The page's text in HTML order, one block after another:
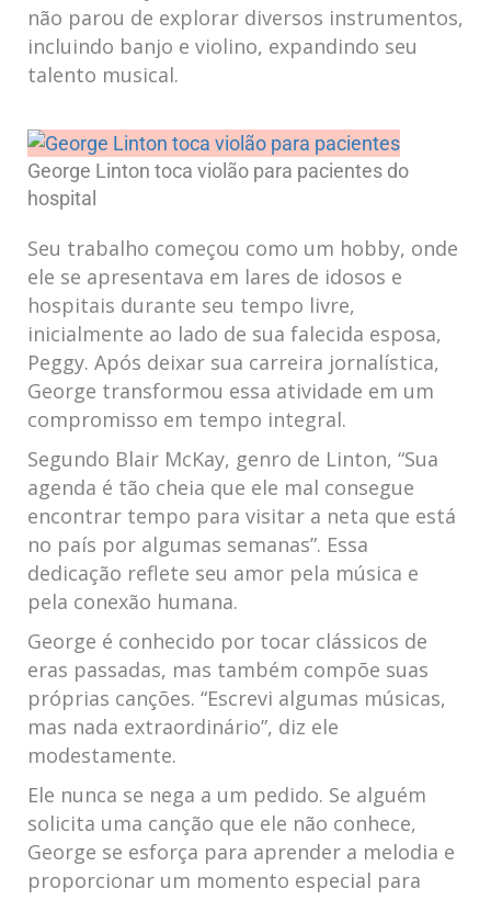
não parou de explorar diversos instrumentos,
incluindo banjo e violino, expandindo seu
talento musical.
George Linton toca violão para pacientes do
hospital
Seu trabalho começou como um hobby, onde
ele se apresentava em lares de idosos e
hospitais durante seu tempo livre,
inicialmente ao lado de sua falecida esposa,
Peggy. Após deixar sua carreira jornalística,
George transformou essa atividade em um
compromisso em tempo integral.
Segundo Blair McKay, genro de Linton, “Sua
agenda é tão cheia que ele mal consegue
encontrar tempo para visitar a neta que está
no país por algumas semanas”. Essa
dedicação reflete seu amor pela música e
pela conexão humana.
George é conhecido por tocar clássicos de
eras passadas, mas também compõe suas
próprias canções. “Escrevi algumas músicas,
mas nada extraordinário”, diz ele
modestamente.
Ele nunca se nega a um pedido. Se alguém
solicita uma canção que ele não conhece,
George se esforça para aprender a melodia e
proporcionar um momento especial para